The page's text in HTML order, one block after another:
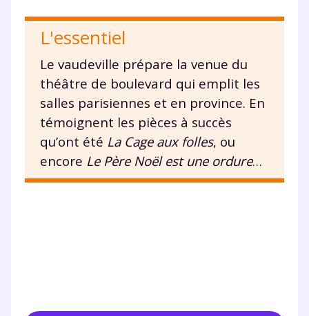
L'essentiel
Le vaudeville prépare la venue du
théâtre de boulevard qui emplit les
salles parisiennes et en province. En
témoignent les pièces à succès
qu’ont été La Cage aux folles, ou
encore Le Père Noël est une ordure…
consulternotre charte.